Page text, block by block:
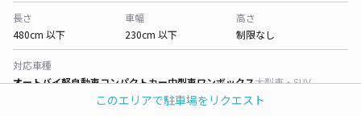
このエリアで駐車場をリクエスト
長さ
480cm 以下
車幅
230cm 以下
高さ
制限なし
対応車種
オートバイ軽自動車コンパクトカー中型車ワンボックス大型車・SUV